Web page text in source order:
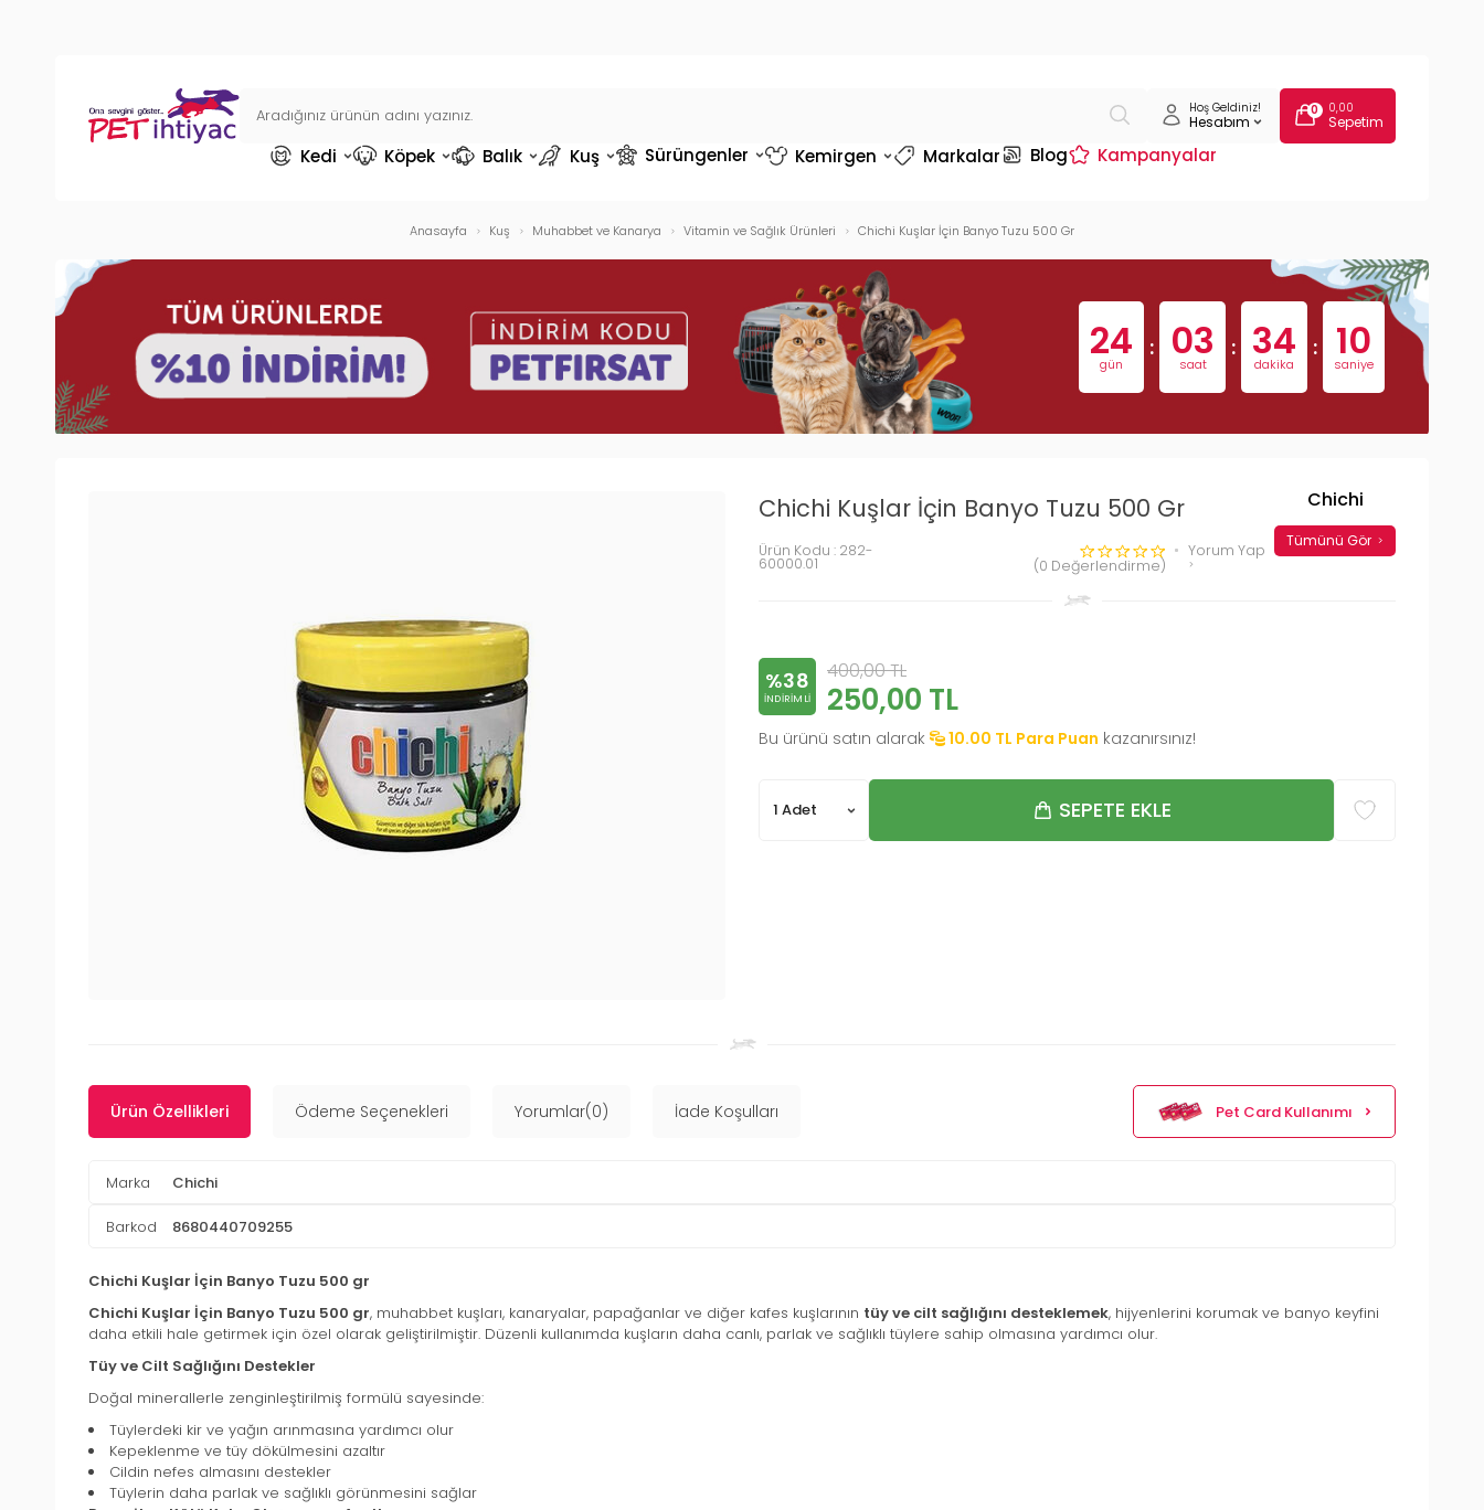
Hoş Geldiniz!
Hesabım
0 0,00
Sepetim
Kedi Köpek Balık Kuş Sürüngenler Kemirgen Markalar Blog Kampanyalar
Anasayfa Kuş Muhabbet ve Kanarya Vitamin ve Sağlık Ürünleri Chichi Kuşlar İçin Banyo Tuzu 500 Gr
24
gün 03
saat 34
dakika 09
saniye
Chichi Kuşlar İçin Banyo Tuzu 500 Gr
Ürün Kodu : 282-
60000.01 (0 Değerlendirme)
Yorum Yap
Chichi
Tümünü Gör
%38
INDIRIMLI
400,00TL
250,00 TL
Bu ürünü satın alarak 10.00 TL Para Puan kazanırsınız!
SEPETE EKLE
Ürün Özellikleri Ödeme Seçenekleri Yorumlar(0) İade Koşulları Pet Card Kullanımı
Marka Chichi
Barkod 8680440709255
Chichi Kuşlar İçin Banyo Tuzu 500 gr
Chichi Kuşlar İçin Banyo Tuzu 500 gr, muhabbet kuşları, kanaryalar, papağanlar ve diğer kafes kuşlarının tüy ve cilt sağlığını desteklemek, hijyenlerini korumak ve banyo keyfini
daha etkili hale getirmek için özel olarak geliştirilmiştir. Düzenli kullanımda kuşların daha canlı, parlak ve sağlıklı tüylere sahip olmasına yardımcı olur.
Tüy ve Cilt Sağlığını Destekler
Doğal minerallerle zenginleştirilmiş formülü sayesinde:
Tüylerdeki kir ve yağın arınmasına yardımcı olur
Kepeklenme ve tüy dökülmesini azaltır
Cildin nefes almasını destekler
Tüylerin daha parlak ve sağlıklı görünmesini sağlar